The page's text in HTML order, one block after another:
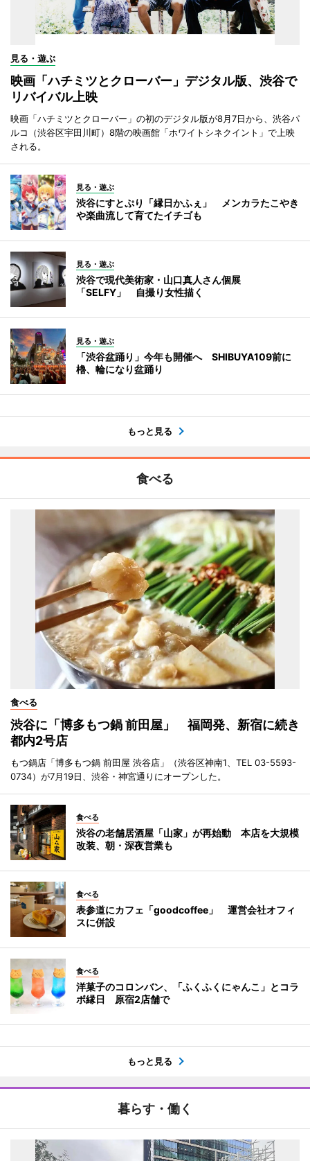
見る・遊ぶ
映画「ハチミツとクローバー」デジタル版、渋谷で
リバイバル上映
映画「ハチミツとクローバー」の初のデジタル版が8月7日から、渋谷パ
ルコ（渋谷区宇田川町）8階の映画館「ホワイトシネクイント」で上映
される。
見る・遊ぶ
渋谷にすとぷり「縁日かふぇ」 メンカラたこやき
や楽曲流して育てたイチゴも
見る・遊ぶ
渋谷で現代美術家・山口真人さん個展
「SELFY」 自撮り女性描く
見る・遊ぶ
「渋谷盆踊り」今年も開催へ SHIBUYA109前に
櫓、輪になり盆踊り
もっと見る
食べる
食べる
渋谷に「博多もつ鍋 前田屋」 福岡発、新宿に続き
都内2号店
もつ鍋店「博多もつ鍋 前田屋 渋谷店」（渋谷区神南1、TEL 03-5593-
0734）が7月19日、渋谷・神宮通りにオープンした。
食べる
渋谷の老舗居酒屋「山家」が再始動 本店を大規模
改装、朝・深夜営業も
食べる
表参道にカフェ「goodcoffee」 運営会社オフィ
スに併設
食べる
洋菓子のコロンバン、「ふくふくにゃんこ」とコラ
ボ縁日 原宿2店舗で
もっと見る
暮らす・働く